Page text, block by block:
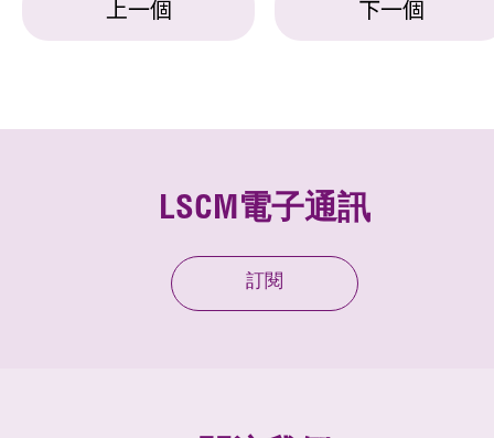
上一個 下一個
LSCM電子通訊
訂閱